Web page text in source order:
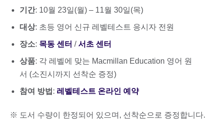
기간: 10월 23일(월) – 11월 30일(목)
대상: 초등 영어 신규 레벨테스트 응시자 전원
장소: 목동 센터 /서초 센터
상품: 각 레벨에 맞는 Macmillan Education 영어 원
서 (소진시까지 선착순 증정)
참여 방법 : 레벨테스트 온라인 예약
※ 도서 수량이 한정되어 있으며, 선착순으로 증정합니다.